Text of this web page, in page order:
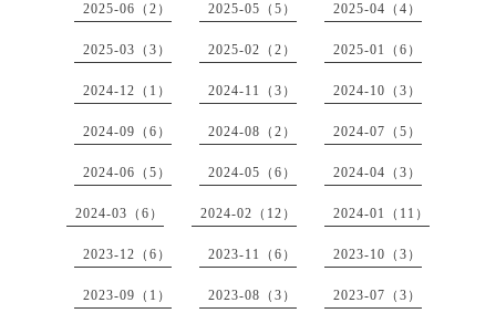
2025-06（2） 2025-05（5） 2025-04（4）
2025-03（3） 2025-02（2） 2025-01（6）
2024-12（1） 2024-11（3） 2024-10（3）
2024-09（6） 2024-08（2） 2024-07（5）
2024-06（5） 2024-05（6） 2024-04（3）
2024-03（6） 2024-02（12） 2024-01（11）
2023-12（6） 2023-11（6） 2023-10（3）
2023-09（1） 2023-08（3） 2023-07（3）